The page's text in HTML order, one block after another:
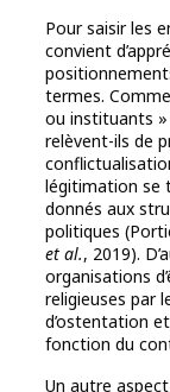
Pour saisir les
convient
termes.
ou instituants »
relèvent-ils de
légitimation se
donnés aux
politiques
et al., 2019).
organisations
religieuses par
d’ostentation
fonction du
Un autre